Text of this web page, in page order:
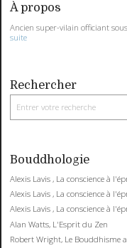
À propos
Ancien super-vilain officiant
suite
Rechercher
Bouddhologie
Alexis Lavis , La conscience à
Alexis Lavis , La conscience à
Alexis Lavis , La conscience à
Alan Watts, L'Esprit du Zen
Robert Wright, Le Bouddhisme